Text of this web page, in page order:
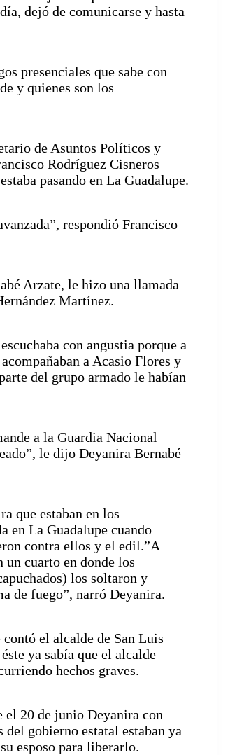
dejó de comunicarse y hasta
presenciales que sabe con
y quienes son los
de Asuntos Políticos y
Rodríguez Cisneros
pasando en La Guadalupe.
respondió Francisco
Arzate, le hizo una llamada
Martínez.
con angustia porque a
a Acasio Flores y
del grupo armado le habían
a la Guardia Nacional
le dijo Deyanira Bernabé
que estaban en los
en La Guadalupe cuando
contra ellos y el edil.”A
cuarto en donde los
los soltaron y
de fuego”, narró Deyanira.
el alcalde de San Luis
ya sabía que el alcalde
hechos graves.
el 20 de junio Deyanira con
del gobierno estatal estaban ya
esposo para liberarlo.